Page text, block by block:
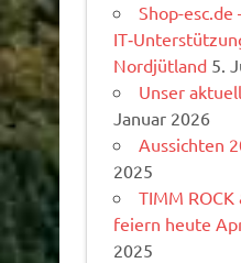
Shop-esc.de
Nordjütland 5.
Unser
Januar 2026
Aussichten
2025
TIMM
feiern heute
2025